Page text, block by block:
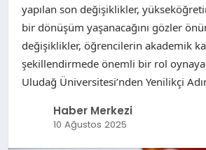
yapılan son değişiklikler,
bir dönüşüm yaşanacağını gözler
değişiklikler, öğrencilerin akademik
şekillendirmede önemli bir rol
Uludağ Üniversitesi’nden Yenilikçi
Haber Merkezi
10 Ağustos 2025